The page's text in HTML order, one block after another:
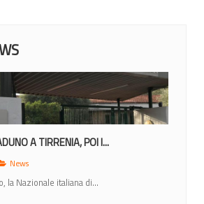
A TIRRENIA, POI I...
News
la Nazionale italiana di...